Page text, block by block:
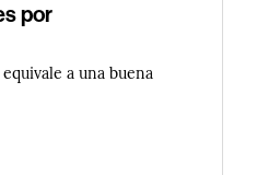
por
a una buena